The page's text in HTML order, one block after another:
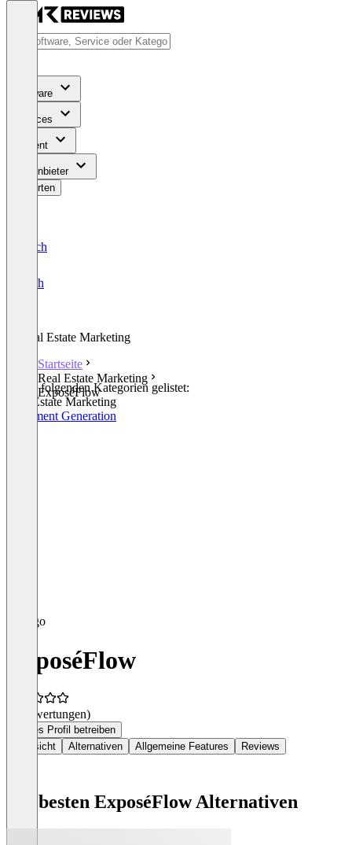
Software
Services
Content
Für Anbieter
Bewerten
Deutsch
English
Real Estate Marketing
Startseite
Real Estate Marketing
ExposéFlow
In den folgenden Kategorien gelistet:
Real Estate Marketing
Document Generation
ExposéFlow
(0 Bewertungen)
Dieses Profil betreiben
Übersicht
Alternativen Allgemeine Features Reviews
Die besten ExposéFlow Alternativen